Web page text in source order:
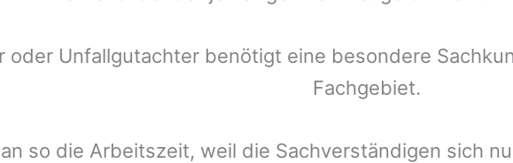
oder Unfallgutachter benötigt eine besondere
Fachgebiet.
so die Arbeitszeit, weil die Sachverständigen sich